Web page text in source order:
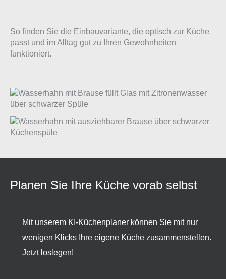
So finden Sie die Einbauvariante, die optisch zur Küche
passt und im Alltag gut zu Ihren Gewohnheiten
funktioniert.
Planen Sie Ihre Küche vorab selbst
Mit unserem KI-Küchenplaner können Sie mit nur
wenigen Klicks Ihre eigene Küche zusammenstellen.
Jetzt loslegen!